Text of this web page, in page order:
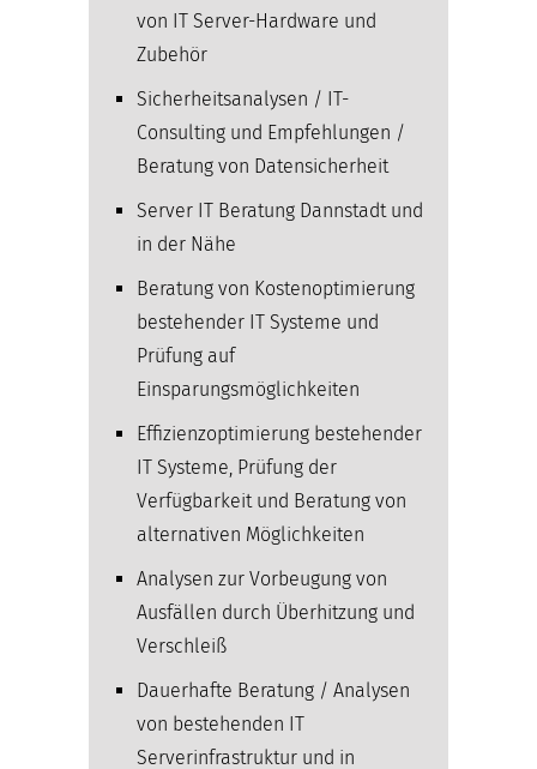
von IT Server-Hardware und
Zubehör
Sicherheitsanalysen / IT-
Consulting und Empfehlungen /
Beratung von Datensicherheit
Server IT Beratung Dannstadt und
in der Nähe
Beratung von Kostenoptimierung
bestehender IT Systeme und
Prüfung auf
Einsparungsmöglichkeiten
Effizienzoptimierung bestehender
IT Systeme, Prüfung der
Verfügbarkeit und Beratung von
alternativen Möglichkeiten
Analysen zur Vorbeugung von
Ausfällen durch Überhitzung und
Verschleiß
Dauerhafte Beratung / Analysen
von bestehenden IT
Serverinfrastruktur und in